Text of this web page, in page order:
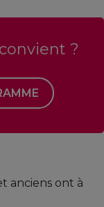
?
anciens ont à